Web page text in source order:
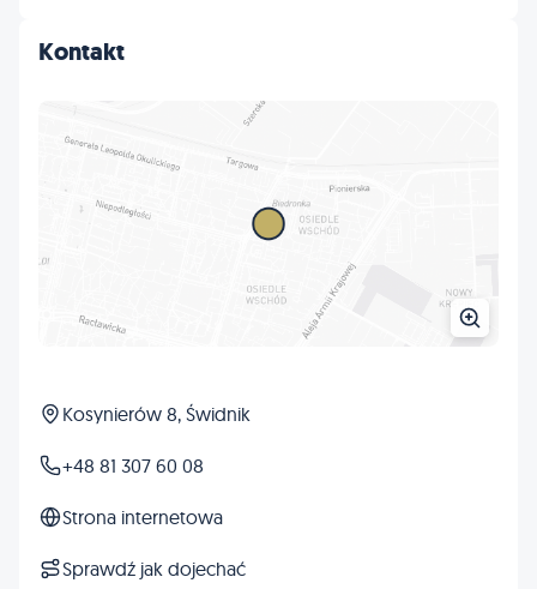
Kontakt
Kosynierów 8, Świdnik
+48 81 307 60 08
Strona internetowa
Sprawdź jak dojechać